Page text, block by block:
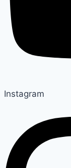
Instagram